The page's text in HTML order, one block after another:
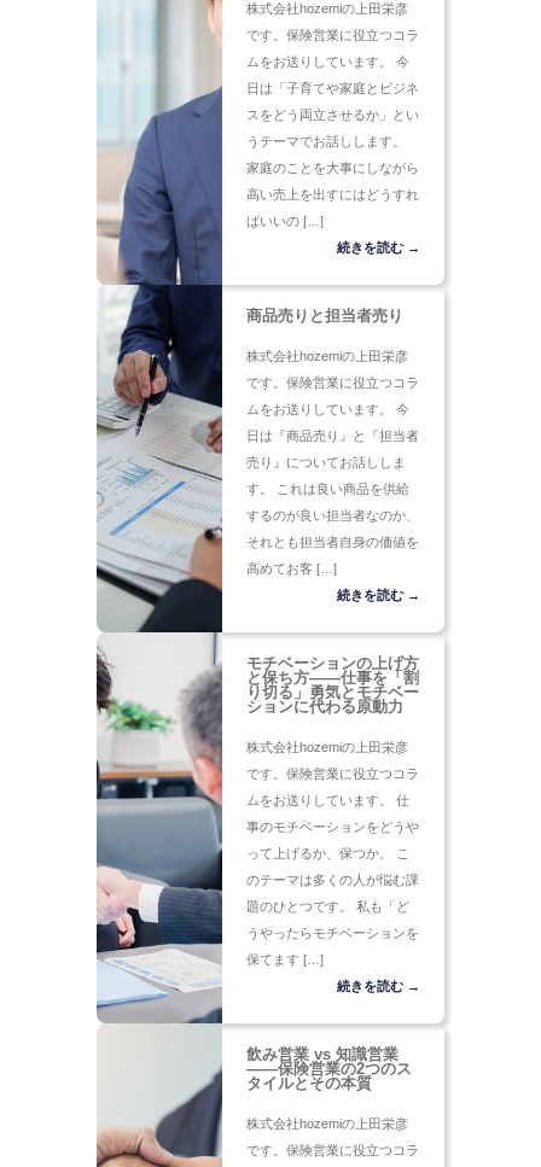
株式会社hozemiの上田栄彦
です。保険営業に役立つコラ
ムをお送りしています。 今
日は「子育てや家庭とビジネ
スをどう両立させるか」とい
うテーマでお話しします。
家庭のことを大事にしながら
高い売上を出すにはどうすれ
ばいいの […]
続きを読む →
商品売りと担当者売り
株式会社hozemiの上田栄彦
です。保険営業に役立つコラ
ムをお送りしています。 今
日は『商品売り』と『担当者
売り』についてお話ししま
す。 これは良い商品を供給
するのが良い担当者なのか、
それとも担当者自身の価値を
高めてお客 […]
続きを読む →
モチベーションの上げ方
と保ち方――仕事を「割
り切る」勇気とモチベー
ションに代わる原動力
株式会社hozemiの上田栄彦
です。保険営業に役立つコラ
ムをお送りしています。 仕
事のモチベーションをどうや
って上げるか、保つか。 こ
のテーマは多くの人が悩む課
題のひとつです。 私も「ど
うやったらモチベーションを
保てます […]
続きを読む →
飲み営業 vs 知識営業
――保険営業の2つのス
タイルとその本質
株式会社hozemiの上田栄彦
です。保険営業に役立つコラ